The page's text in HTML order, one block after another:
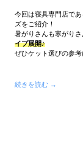
今回は寝具専門店で
ズをご紹介！
暑がりさんも寒がりさ
イプ展開♪
ぜひケット選びの参考
続きを読む →